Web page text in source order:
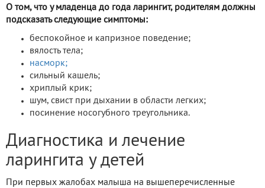
О том, что у младенца до года ларингит, родителям должны
подсказать следующие симптомы:
беспокойное и капризное поведение;
вялость тела;
насморк;
сильный кашель;
хриплый крик;
шум, свист при дыхании в области легких;
посинение носогубного треугольника.
Диагностика и лечение
ларингита у детей
При первых жалобах малыша на вышеперечисленные